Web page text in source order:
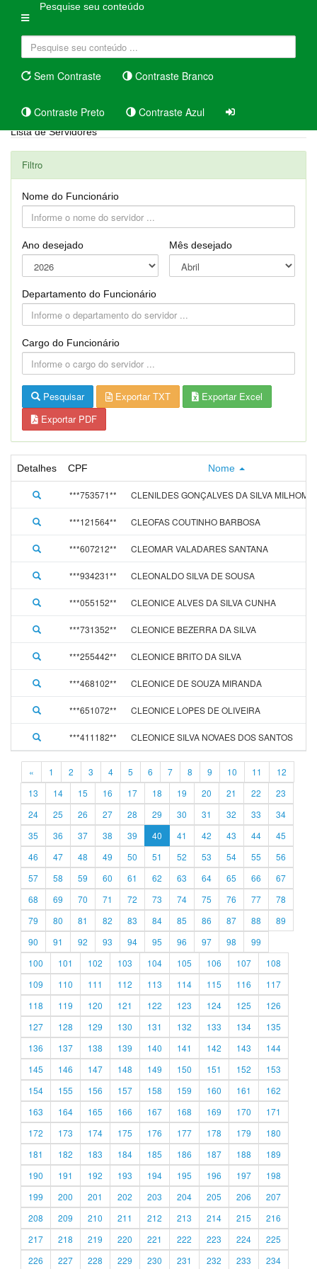
Pesquise seu conteúdo
Sem Contraste Contraste Branco
Contraste Preto Contraste Azul
Lista de Servidores
Filtro
Nome do Funcionário
Ano desejado Mês desejado
Departamento do Funcionário
Cargo do Funcionário
Pesquisar Exportar TXT
Exportar Excel
Exportar PDF
Detalhes CPF Nome
***753571** CLENILDES GONÇALVES DA SILVA
***121564** CLEOFAS COUTINHO BARBOSA
***607212** CLEOMAR VALADARES SANTANA
***934231** CLEONALDO SILVA DE SOUSA
***055152** CLEONICE ALVES DA SILVA CUNHA
***731352** CLEONICE BEZERRA DA SILVA
***255442** CLEONICE BRITO DA SILVA
***468102** CLEONICE DE SOUZA MIRANDA
***651072** CLEONICE LOPES DE OLIVEIRA
***411182** CLEONICE SILVA NOVAES DOS SANTOS
« 1 2 3 4 5 6 7 8 9 10 11
12
13
14 15 16 17 18 19 20 21 22
23
24
25 26 27 28 29 30 31 32 33
34
35
36 37 38 39 40 41 42 43 44
45
46
47 48 49 50 51 52 53 54 55
56
57
58 59 60 61 62 63 64 65 66
67
68
69 70 71 72 73 74 75 76 77
78
79
80 81 82 83 84 85 86 87 88
89
90
91 92 93 94 95 96 97 98
99
100
101 102 103 104 105 106 107
108
109
110 111 112 113 114 115 116
117
118
119 120 121 122 123 124 125
126
127
128 129 130 131 132 133 134
135
136
137 138 139 140 141 142 143
144
145
146 147 148 149 150 151 152
153
154
155 156 157 158 159 160 161
162
163
164 165 166 167 168 169 170
171
172
173 174 175 176 177 178 179
180
181
182 183 184 185 186 187 188
189
190
191 192 193 194 195 196 197
198
199
200 201 202 203 204 205 206
207
208
209 210 211 212 213 214 215
216
217
218 219 220 221 222 223 224
225
226
227 228 229 230 231 232 233 234